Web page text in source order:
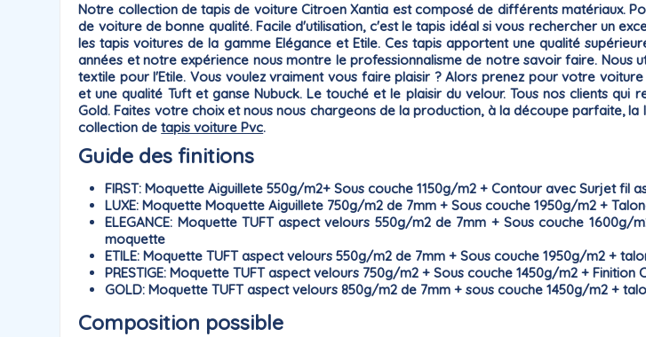
Notre collection detapis de voiture Citroen Xantia est composé de différents matériaux.
de voiture de bonne qualité. Facile d'utilisation, c'est le tapis idéal si vous rechercher un
les tapis voitures de la gamme Eléganceet Etile. Ces tapis apportent une qualité
années et notre expérience nous montre le professionnalisme de notre savoir faire. Nous
textile pour l'Etile. Vous voulez vraiment vous faire plaisir ? Alors prenez pour votre voiture
et une qualité Tuft et ganse Nubuck. Le touché et le plaisir du velour. Tous nos clients qui
Gold. Faites votre choix et nous nous chargeons de la production, à la découpe parfaite,
collection detapis voiture Pvc.
Guide des finitions
FIRST: Moquette Aiguillete 550g/m2+ Sous couche 1150g/m2 + Contour avec Surjet fil
LUXE: Moquette Moquette Aiguillete 750g/m2 de 7mm + Sous couche 1950g/m2 +
ELEGANCE: Moquette TUFT aspect velours 550g/m2 de 7mm + Sous couche
moquette
ETILE: Moquette TUFT aspect velours 550g/m2 de 7mm + Sous couche 1950g/m2 +
PRESTIGE: Moquette TUFT aspect velours 750g/m2 + Sous couche 1450g/m2 + Finition
GOLD: Moquette TUFT aspect velours 850g/m2 de 7mm + sous couche 1450g/m2 +
Composition possible